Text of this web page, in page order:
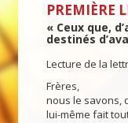
PREMIÈRE
« Ceux que,
destinés
Lecture de la
Frères,
nous le savons,
lui-même fait